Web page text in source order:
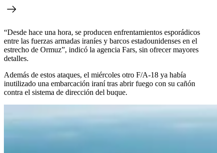
“Desde hace una hora, se producen enfrentamientos esporádicos
entre las fuerzas armadas iraníes y barcos estadounidenses en el
estrecho de Ormuz”, indicó la agencia Fars, sin ofrecer mayores
detalles.
Además de estos ataques, el miércoles otro F/A-18 ya había
inutilizado una embarcación iraní tras abrir fuego con su cañón
contra el sistema de dirección del buque.